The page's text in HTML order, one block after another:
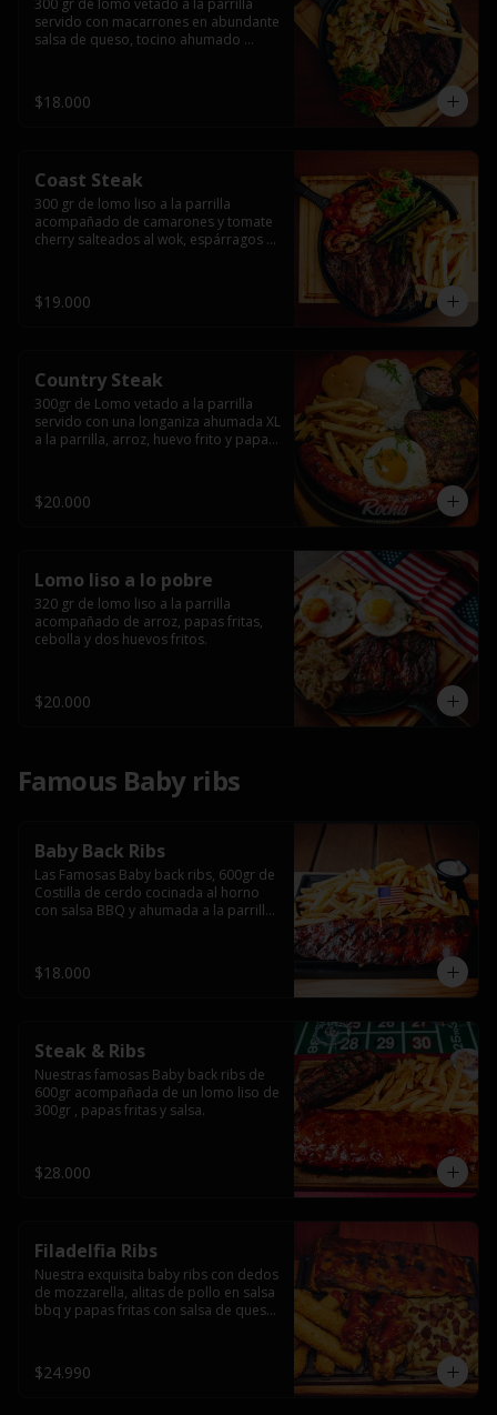
300 gr de lomo vetado a la parrilla
servido con macarrones en abundante
salsa de queso, tocino ahumado
$18.000
Coast Steak
300 gr de lomo liso a la parrilla
acompañado de camarones y tomate
cherry salteados al wok, espárragos
$19.000
Country Steak
300gr de Lomo vetado a la parrilla
servido con una longaniza ahumada XL
a la parrilla, arroz, huevo frito y papas
$20.000
Lomo liso a lo pobre
320 gr de lomo liso a la parrilla
acompañado de arroz, papas fritas,
cebolla y dos huevos fritos.
$20.000
Famous Baby ribs
Baby Back Ribs
Las Famosas Baby back ribs, 600gr de
Costilla de cerdo cocinada al horno
con salsa BBQ y ahumada a la parrilla
$18.000
Steak & Ribs
Nuestras famosas Baby back ribs de
600gr acompañada de un lomo liso de
300gr , papas fritas y salsa.
$28.000
Filadelfia Ribs
Nuestra exquisita baby ribs con dedos
de mozzarella, alitas de pollo en salsa
bbq y papas fritas con salsa de queso
$24.990